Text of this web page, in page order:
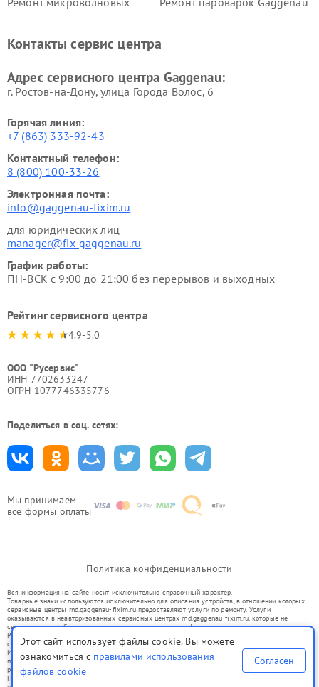
Мы принимаем
все формы оплаты
Контакты сервис центра
Адрес сервисного центра Gaggenau:
г. Ростов-на-Дону, улица Города Волос, 6
Горячая линия:
+7 (863) 333-92-43
Контактный телефон:
8 (800) 100-33-26
Электронная почта:
info@gaggenau-fixim.ru
для юридических лиц
manager@fix-gaggenau.ru
График работы:
ПН-ВСК с 9:00 до 21:00 без перерывов и выходных
Рейтинг сервисного центра
4.9-5.0
ООО "Русервис"
ИНН 7702633247
ОГРН 1077746335776
Поделиться в соц. сетях:
Политика конфиденциальности
Вся информация на сайте носит исключительно справочный характер.
Товарные знаки используются исключительно для описания устройств, в отношении которых
сервисные центры rnd.gaggenau-fixim.ru предоставляют услуги по ремонту. Услуги
оказываются в неавторизованных сервисных центрах rnd.gaggenau-fixim.ru, которые не
связаны с правообладателями товарных знаков или их официальными представителями.
Ремонт осуществляется для устройств, уже введенных в гражданский оборот в соответствии
со статьей 1487 ГК РФ.
Использование товарных знаков не преследует цели индивидуализации услуг или введения
потребителей в заблуждение, а служит для информирования о предоставляемых услугах по
ремонту техники указанных брендов.
Представленная на сайте информация не является публичной офертой, определяемой
Этот сайт использует файлы cookie. Вы можете
ознакомиться с правилами использования
файлов cookie
Согласен